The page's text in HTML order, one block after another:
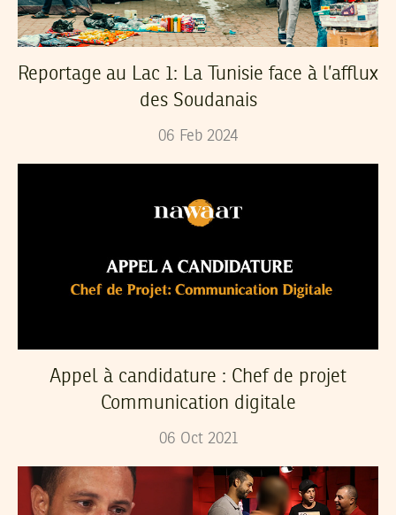
Reportage au Lac 1: La Tunisie face à l’afflux
des Soudanais
06 Feb 2024
Appel à candidature : Chef de projet
Communication digitale
06 Oct 2021